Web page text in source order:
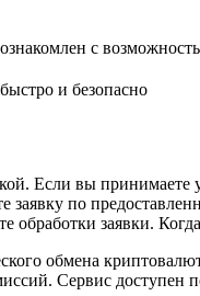
с
и безопасно
Если вы принимаете
заявку по
заявки.
обмена
Сервис доступен